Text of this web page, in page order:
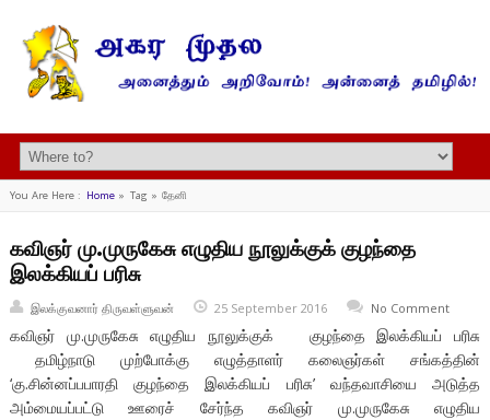
You Are Here : Home» Tag » தேனி
கவிஞர் மு.முருகேசு எழுதிய நூலுக்குக் குழந்தை
இலக்கியப் பரிசு
இலக்குவனார் திருவள்ளுவன் 25 September 2016 No Comment
கவிஞர் மு.முருகேசு எழுதிய நூலுக்குக் குழந்தை இலக்கியப் பரிசு
தமிழ்நாடு முற்போக்கு எழுத்தாளர் கலைஞர்கள் சங்கத்தின்
‘கு.சின்னப்பபாரதி குழந்தை இலக்கியப் பரிசு’ வந்தவாசியை அடுத்த
அம்மையப்பட்டு ஊரைச் சேர்ந்த கவிஞர் மு.முருகேசு எழுதிய